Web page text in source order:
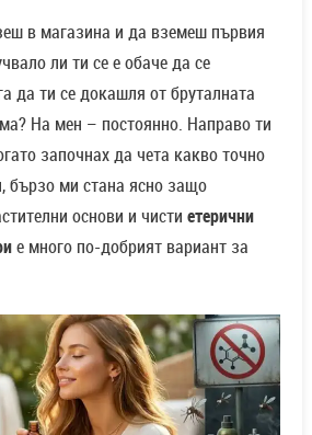
в магазина и да вземеш първия
ли ти се е обаче да се
да ти се докашля от бруталната
На мен – постоянно. Направо ти
започнах да чета какво точно
бързо ми стана ясно защо
основи и чисти етерични
е много по-добрият вариант за